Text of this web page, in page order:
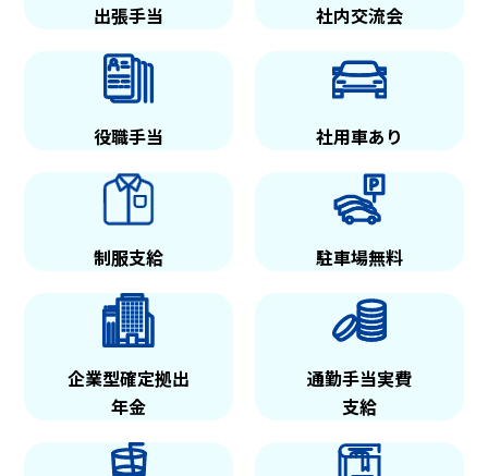
出張手当 社内交流会
役職手当 社用車あり
制服支給 駐車場無料
企業型確定拠出
年金
通勤手当実費
支給